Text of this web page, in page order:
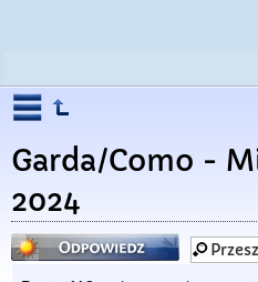
Garda/Como -
2024
Odpowiedz